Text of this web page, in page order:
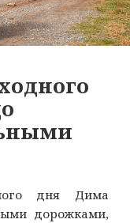
дня Дима
дорожками,